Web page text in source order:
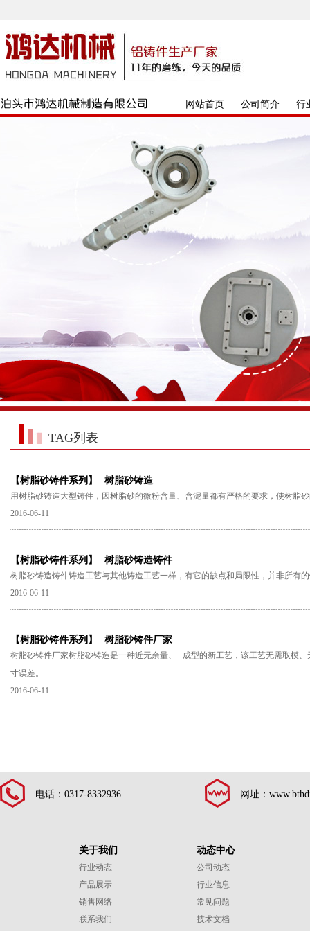
网站首页 公司简介 行
TAG列表
【树脂砂铸件系列】 树脂砂铸造
用树脂砂铸造大型铸件，因树脂砂的微粉含量、含泥量都有严格的要求，使树脂
2016-06-11
【树脂砂铸件系列】 树脂砂铸造铸件
树脂砂铸造铸件铸造工艺与其他铸造工艺一样，有它的缺点和局限性，并非所有
2016-06-11
【树脂砂铸件系列】 树脂砂铸件厂家
树脂砂铸件厂家树脂砂铸造是一种近无余量、 成型的新工艺，该工艺无需取模
寸误差。
2016-06-11
电话：0317-8332936 网址：
关于我们
行业动态
产品展示
销售网络
联系我们
动态中心
公司动态
行业信息
常见问题
技术文档